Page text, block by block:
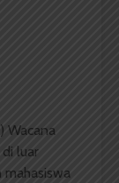
Wacana
luar
mahasiswa